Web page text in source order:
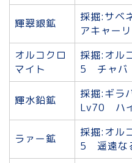
輝翠銀鉱
採掘:サ
アキャーリ
オルコクロ
マイト
採掘:オル
5 チャバ
輝水鉛鉱
採掘:ギラ
Lv70 ハ
ラァー鉱
採掘:オル
5 遥遠な